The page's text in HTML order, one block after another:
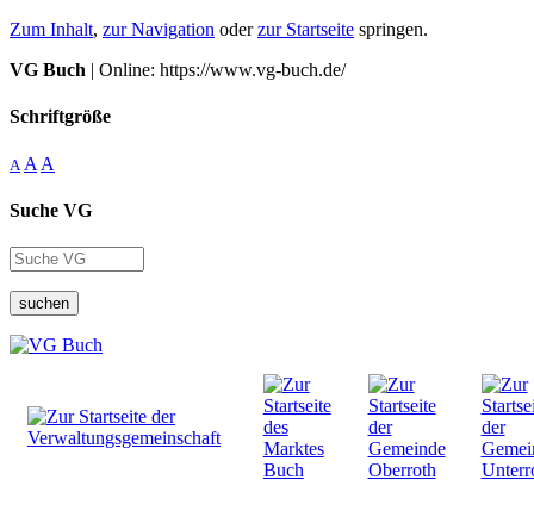
Zum Inhalt, zur Navigation oderzur Startseite springen.
VG Buch | Online: https://www.vg-buch.de/
Schriftgröße
A A A
Suche VG
suchen